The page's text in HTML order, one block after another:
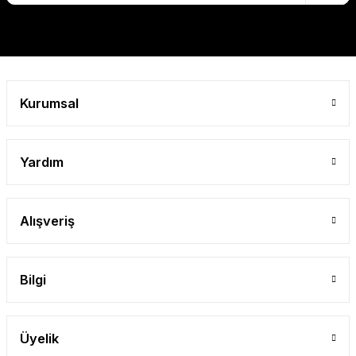
Kurumsal
Yardım
Alışveriş
Bilgi
Üyelik